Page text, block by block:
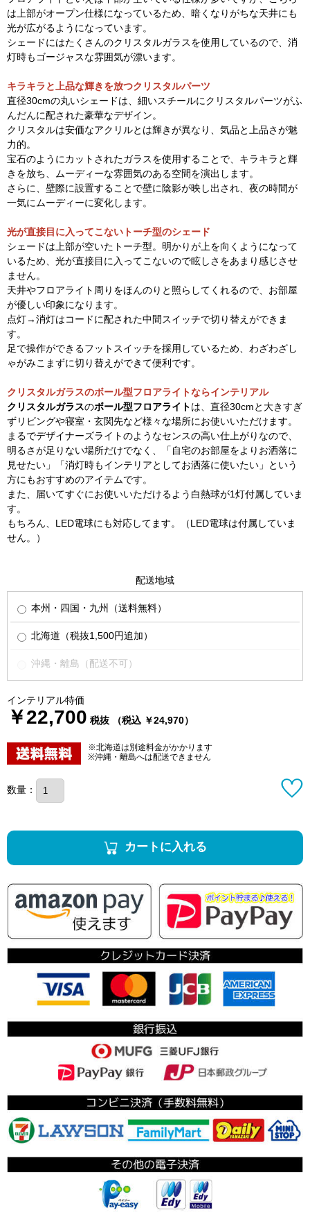
は上部がオープン仕様になっているため、暗くなりがちな天井にも
光が広がるようになっています。
シェードにはたくさんのクリスタルガラスを使用しているので、消
灯時もゴージャスな雰囲気が漂います。
キラキラと上品な輝きを放つクリスタルパーツ
直径30cmの丸いシェードは、細いスチールにクリスタルパーツがふ
んだんに配された豪華なデザイン。
クリスタルは安価なアクリルとは輝きが異なり、気品と上品さが魅
力的。
宝石のようにカットされたガラスを使用することで、キラキラと輝
きを放ち、ムーディーな雰囲気のある空間を演出します。
さらに、壁際に設置することで壁に陰影が映し出され、夜の時間が
一気にムーディーに変化します。
光が直接目に入ってこないトーチ型のシェード
シェードは上部が空いたトーチ型。明かりが上を向くようになって
いるため、光が直接目に入ってこないので眩しさをあまり感じさせ
ません。
天井やフロアライト周りをほんのりと照らしてくれるので、お部屋
が優しい印象になります。
点灯→消灯はコードに配された中間スイッチで切り替えができま
す。
足で操作ができるフットスイッチを採用しているため、わざわざし
ゃがみこまずに切り替えができて便利です。
クリスタルガラスのボール型フロアライトならインテリアル
クリスタルガラスのボール型フロアライトは、直径30cmと大きすぎ
ずリビングや寝室・玄関先など様々な場所にお使いいただけます。
まるでデザイナーズライトのようなセンスの高い仕上がりなので、
明るさが足りない場所だけでなく、「自宅のお部屋をよりお洒落に
見せたい」「消灯時もインテリアとしてお洒落に使いたい」という
方にもおすすめのアイテムです。
また、届いてすぐにお使いいただけるよう白熱球が1灯付属していま
す。
もちろん、LED電球にも対応してます。（LED電球は付属していま
せん。）
配送地域
本州・四国・九州（送料無料）
北海道（税抜1,500円追加）
沖縄・離島（配送不可）
インテリアル特価
￥22,700 税抜 （税込 ￥24,970）
※北海道は別途料金がかかります
※沖縄・離島へは配送できません
数量：
カートに入れる